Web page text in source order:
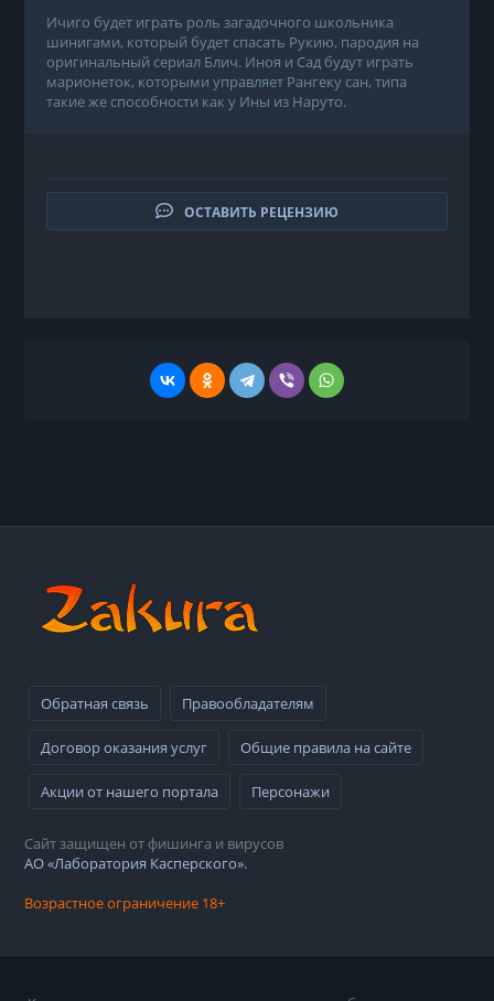
Ичиго будет играть роль загадочного школьника
шинигами, который будет спасать Рукию, пародия на
оригинальный сериал Блич. Иноя и Сад будут играть
марионеток, которыми управляет Рангеку сан, типа
такие же способности как у Ины из Наруто.
ОСТАВИТЬ РЕЦЕНЗИЮ
Обратная связь Правообладателям
Договор оказания услуг Общие правила на сайте
Акции от нашего портала Персонажи
Сайт защищен от фишинга и вирусов
АО «Лаборатория Касперского».
Возрастное ограничение 18+